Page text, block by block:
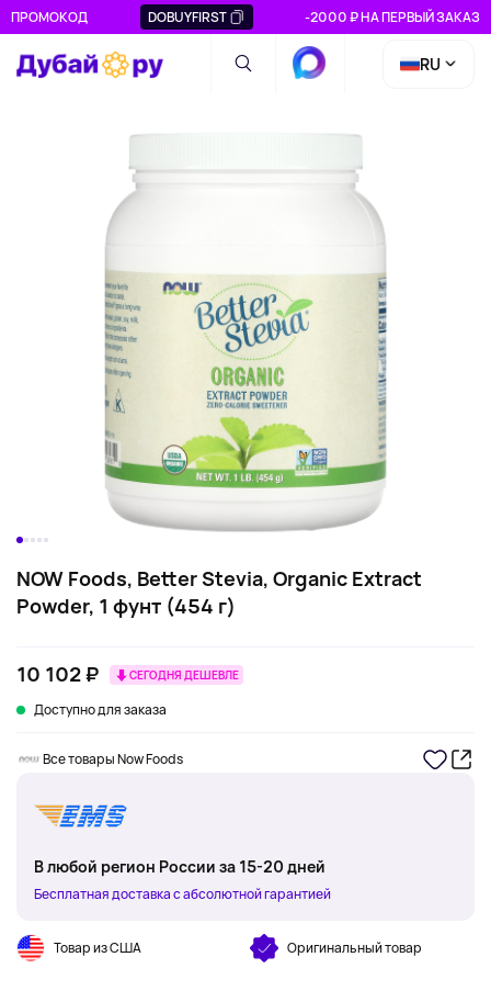
ПРОМОКОД DOBUYFIRST -2000 ₽ НА ПЕРВЫЙ ЗАКАЗ
RU
NOW Foods, Better Stevia, Organic Extract
Powder, 1 фунт (454 г)
10 102 ₽ СЕГОДНЯ ДЕШЕВЛЕ
Доступно для заказа
Все товары Now Foods
В любой регион России за 15-20 дней
Бесплатная доставка с абсолютной гарантией
Товар из США Оригинальный товар